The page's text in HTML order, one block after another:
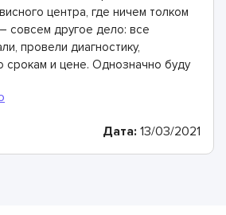
центра, где ничем толком
совсем другое дело: все
провели диагностику,
срокам и цене. Однозначно буду
Дата: 13/03/2021